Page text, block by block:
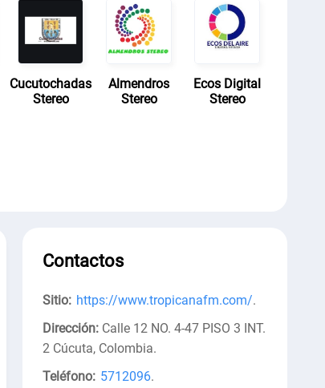
Cucutochadas
Stereo
Almendros
Stereo
Ecos Digital
Stereo
Contactos
Sitio: https://www.tropicanafm.com/.
Dirección: Calle 12 NO. 4-47 PISO 3 INT.
2 Cúcuta, Colombia.
Teléfono: 5712096.